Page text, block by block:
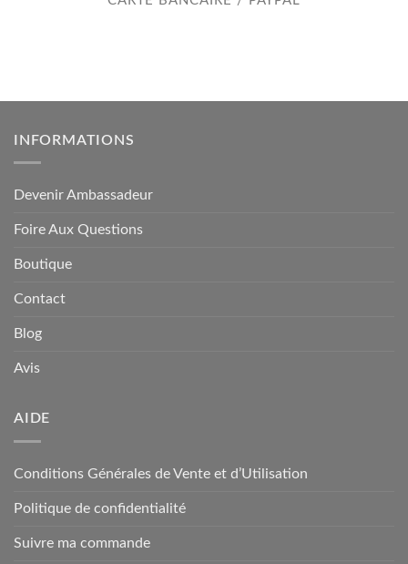
INFORMATIONS
Devenir Ambassadeur
Foire Aux Questions
Boutique
Contact
Blog
Avis
AIDE
Conditions Générales de Vente et d’Utilisation
Politique de confidentialité
Suivre ma commande